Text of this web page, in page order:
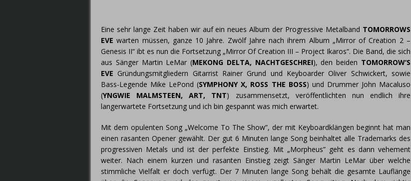
Eine sehr lange Zeit haben wir auf ein neues Album der Progressive Metalband TOMORROWS
EVE warten müssen, ganze 10 Jahre. Zwölf Jahre nach ihrem Album „Mirror of Creation 2 –
Genesis II“ ibt es nun die Fortsetzung „Mirror Of Creation III – Project Ikaros“. Die Band, die sich
aus Sänger Martin LeMar (MEKONG DELTA, NACHTGESCHREI), den beiden TOMORROW‘S
EVE Gründungsmitgliedern Gitarrist Rainer Grund und Keyboarder Oliver Schwickert, sowie
Bass-Legende Mike LePond (SYMPHONY X, ROSS THE BOSS) und Drummer John Macaluso
(YNGWIE MALMSTEEN, ART, TNT) zusammensetzt, veröffentlichten nun endlich ihre
langerwartete Fortsetzung und ich bin gespannt was mich erwartet.
Mit dem opulenten Song „Welcome To The Show”, der mit Keyboardklängen beginnt hat man
einen rasanten Opener gewählt. Der gut 6 Minuten lange Song beinhaltet alle Trademarks des
progressiven Metals und ist der perfekte Einstieg. Mit „Morpheus” geht es dann vehement
weiter. Nach einem kurzen und rasanten Einstieg zeigt Sänger Martin LeMar über welche
stimmliche Vielfalt er doch verfügt. Der 7 Minuten lange Song behält die gesamte Lauflänge